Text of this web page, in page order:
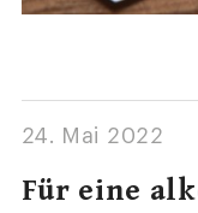
24. Mai 2022
Für eine